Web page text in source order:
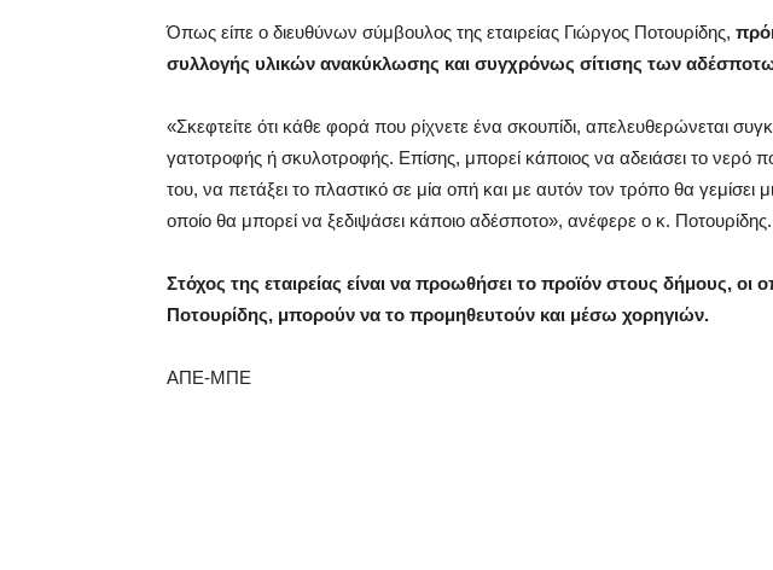
Όπως είπε ο διευθύνων σύμβουλος της εταιρείας Γιώργος Ποτουρίδης,
συλλογής υλικών ανακύκλωσης και συγχρόνως σίτισης των
«Σκεφτείτε ότι κάθε φορά που ρίχνετε ένα σκουπίδι, απελευθερώνεται
γατοτροφής ή σκυλοτροφής. Επίσης, μπορεί κάποιος να αδειάσει το νερό
του, να πετάξει το πλαστικό σε μία οπή και με αυτόν τον τρόπο θα γεμίσει
οποίο θα μπορεί να ξεδιψάσει κάποιο αδέσποτο», ανέφερε ο κ. Ποτουρίδης.
Στόχος της εταιρείας είναι να προωθήσει το προϊόν στους δήμους, οι
Ποτουρίδης, μπορούν να το προμηθευτούν και μέσω χορηγιών.
ΑΠΕ-ΜΠΕ